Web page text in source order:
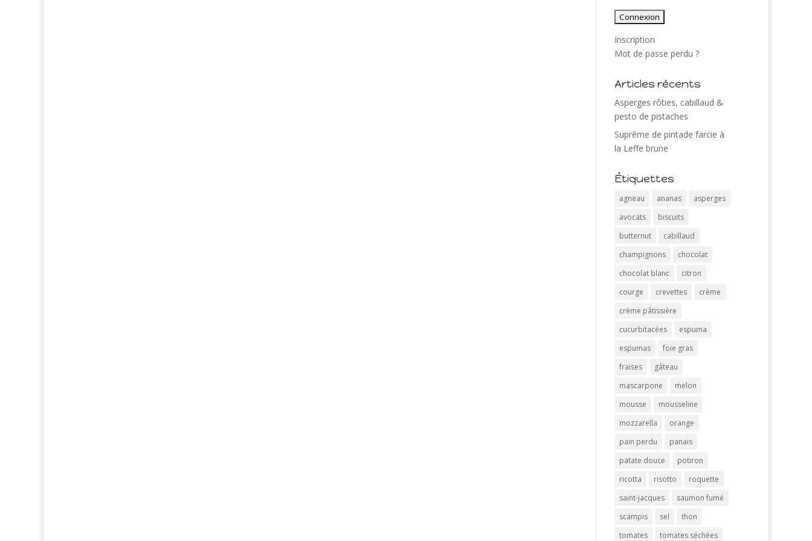
Inscription
Mot de passe perdu ?
Articles récents
Asperges rôties, cabillaud &
pesto de pistaches
Suprême de pintade farcie à
la Leffe brune
Étiquettes
agneau ananas
asperges
avocats
biscuits
butternut
cabillaud
champignons
chocolat
chocolat blanc
citron
courge
crevettes
crème
crème pâtissière
cucurbitacées
espuma
espumas
foie gras
fraises
gâteau
mascarpone
melon
mousse
mousseline
mozzarella
orange
pain perdu
panais
patate douce
potiron
ricotta
risotto
roquette
saint-jacques
saumon fumé
scampis
sel
thon
tomates
tomates séchées